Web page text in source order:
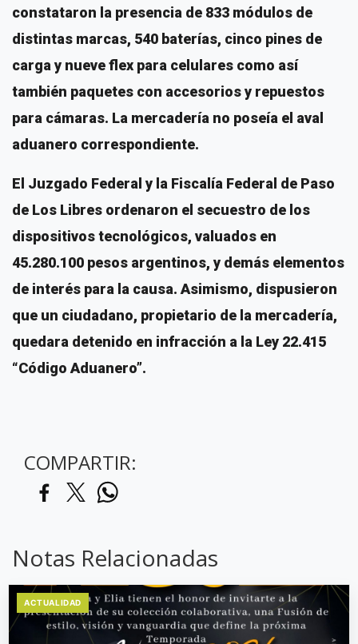
constataron la presencia de 833 módulos de
distintas marcas, 540 baterías, cinco pines de
carga y nueve flex para celulares como así
también paquetes con accesorios y repuestos
para cámaras. La mercadería no poseía el aval
aduanero correspondiente.
El Juzgado Federal y la Fiscalía Federal de Paso
de Los Libres ordenaron el secuestro de los
dispositivos tecnológicos, valuados en
45.280.100 pesos argentinos, y demás elementos
de interés para la causa. Asimismo, dispusieron
que un ciudadano, propietario de la mercadería,
quedara detenido en infracción a la Ley 22.415
“Código Aduanero”.
COMPARTIR:
Notas Relacionadas
ACTUALIDAD